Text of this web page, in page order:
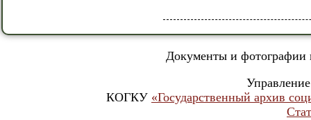
Документы и фотографии
КОГКУ «Государственный архив